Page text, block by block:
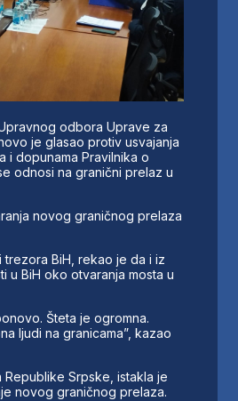
odbora Uprave za
je glasao protiv usvajanja
i dopunama Pravilnika o
odnosi na granični prelaz u
novog graničnog prelaza
trezora BiH, rekao je da i iz
u BiH oko otvaranja mosta u
Šteta je ogromna.
ljudi na granicama”, kazao
Republike Srpske, istakla je
novog graničnog prelaza.